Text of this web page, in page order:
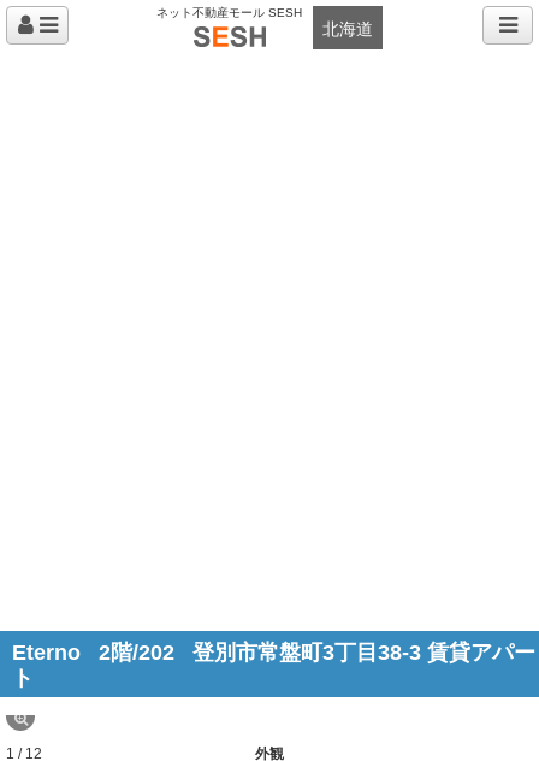
ネット不動産モール SESH
北海道
Eterno 2階/202
登別市常盤町3丁目38-3 賃貸アパー
ト
外観
1 / 12